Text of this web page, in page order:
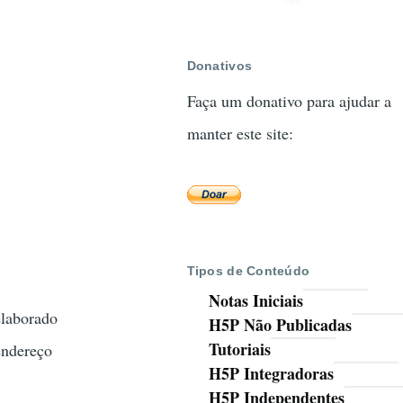
Donativos
Faça um donativo para ajudar a
manter este site:
Tipos de Conteúdo
Notas Iniciais
H5P Não Publicadas
Tutoriais
H5P Integradoras
H5P Independentes